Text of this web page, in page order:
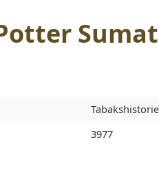
Tabakshistorie
3977